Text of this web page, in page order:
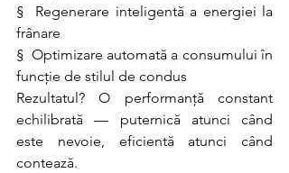
§  Regenerare inteligentă a energiei la
frânare
§  Optimizare automată a consumului în
funcție de stilul de condus
Rezultatul? O performanță constant
echilibrată — puternică atunci când
este nevoie, eficientă atunci când
contează.